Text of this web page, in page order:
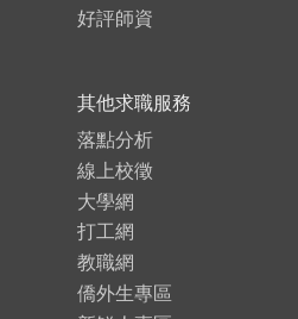
好評師資
其他求職服務
落點分析
線上校徵
大學網
打工網
教職網
僑外生專區